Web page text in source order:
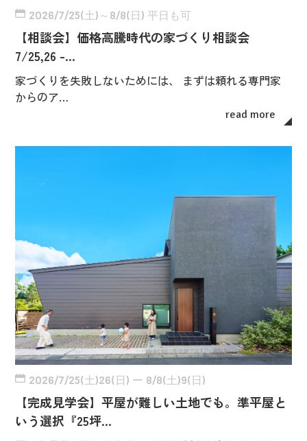
2026/7/25(土)～8/8(日) 平日も可
【相談会】価格高騰時代の家づくり相談会
7/25,26 -…
家づくりを失敗しないためには、 まずは頼れる専門家
からのア…
read more
2026/7/25(土)26(日) ー 8/8(土)9(日)
【完成見学会】平屋が難しい土地でも。準平屋と
いう選択『25坪…